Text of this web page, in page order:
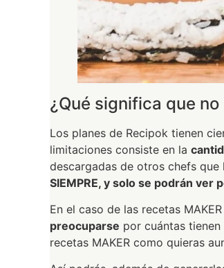
¿Qué significa que
Los planes de Recipok tienen
limitaciones consiste en la
descargadas de otros chefs
SIEMPRE, y solo se podrán
En el caso de las recetas
preocuparse por cuántas
recetas MAKER como quieras